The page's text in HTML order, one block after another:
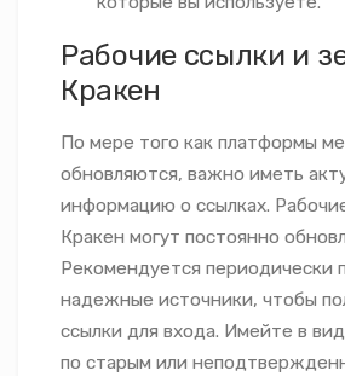
Рабочие ссылки и
Кракен
По мере того как платформы
обновляются, важно иметь
информацию о ссылках.
Кракен могут постоянно
Рекомендуется периодически
надежные источники, чтобы
ссылки для входа. Имейте в
по старым или